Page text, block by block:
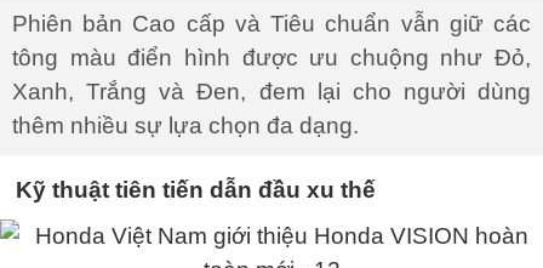
Phiên bản Cao cấp và Tiêu chuẩn vẫn giữ các
tông màu điển hình được ưu chuộng như Đỏ,
Xanh, Trắng và Đen, đem lại cho người dùng
thêm nhiều sự lựa chọn đa dạng.
Kỹ thuật tiên tiến dẫn đầu xu thế